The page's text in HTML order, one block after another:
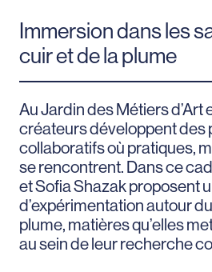
Immersion dans les
cuir et de la plume
Au Jardin des Métiers d’Art
créateurs développent des
collaboratifs où pratiques,
se rencontrent. Dans ce
et Sofia Shazak proposent
d’expérimentation autour
plume, matières qu’elles
au sein de leur recherche